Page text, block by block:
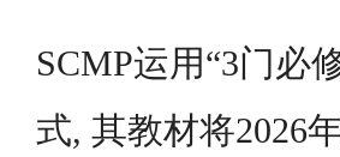
SCMP运用“3门必
式, 其教材将2026